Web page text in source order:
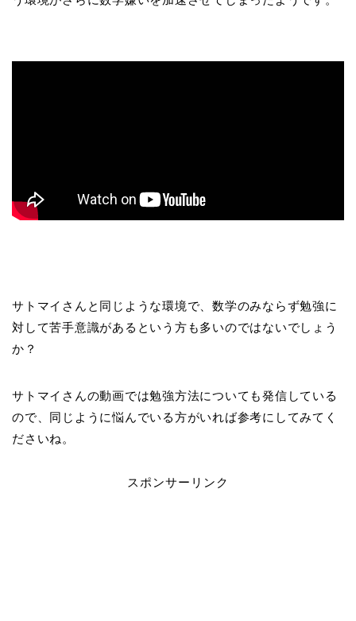
サトマイさんと同じような環境で、数学のみならず勉強に
対して苦手意識があるという方も多いのではないでしょう
か？
サトマイさんの動画では勉強方法についても発信している
ので、同じように悩んでいる方がいれば参考にしてみてく
ださいね。
スポンサーリンク